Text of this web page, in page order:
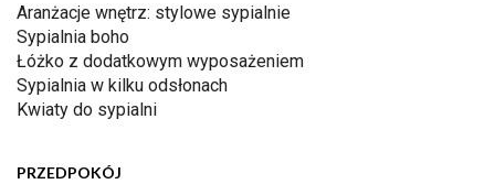
Aranżacje wnętrz: stylowe sypialnie
Sypialnia boho
Łóżko z dodatkowym wyposażeniem
Sypialnia w kilku odsłonach
Kwiaty do sypialni
PRZEDPOKÓJ